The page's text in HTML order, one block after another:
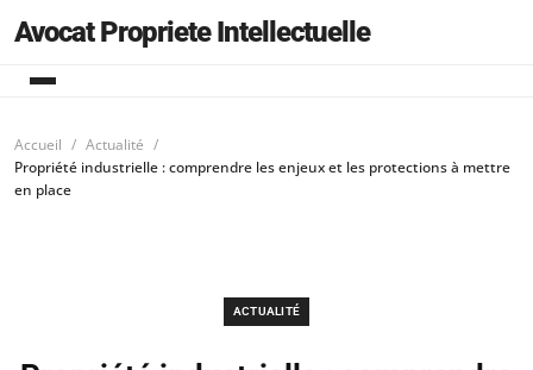
Avocat Propriete Intellectuelle
Accueil
Actualité
Propriété industrielle : comprendre les enjeux et les protections à mettre
en place
ACTUALITÉ